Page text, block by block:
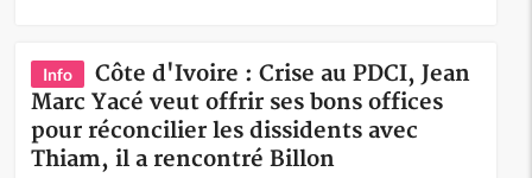
Info
Côte d'Ivoire : Crise au PDCI, Jean
Marc Yacé veut offrir ses bons offices
pour réconcilier les dissidents avec
Thiam, il a rencontré Billon